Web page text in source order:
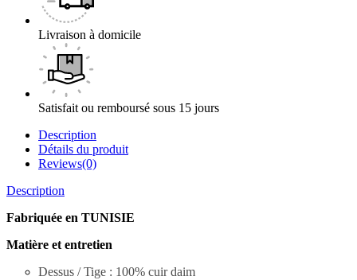
Livraison à domicile
Satisfait ou remboursé sous 15 jours
Description
Détails du produit
Reviews(0)
Description
Fabriquée en TUNISIE
Matière et entretien
Dessus / Tige : 100% cuir daim